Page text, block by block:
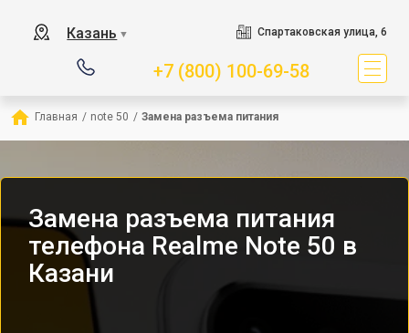
Казань ▼ Спартаковская улица, 6
+7 (800) 100-69-58
Главная / note 50 / Замена разъема питания
Замена разъема питания
телефона Realme Note 50 в
Казани